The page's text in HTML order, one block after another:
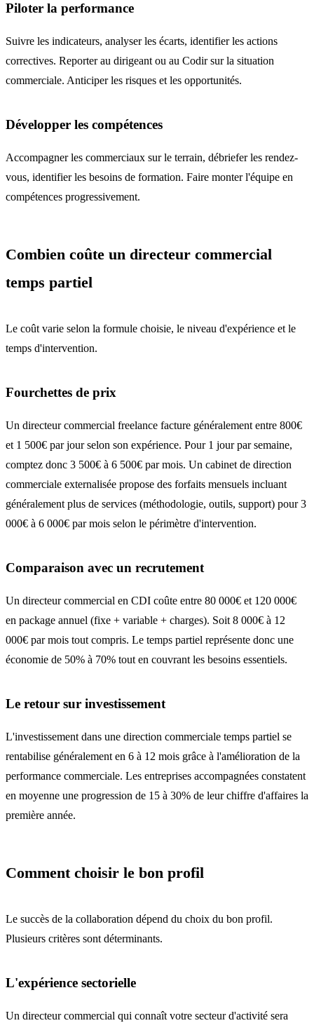
Piloter la performance
Suivre les indicateurs, analyser les écarts, identifier les actions
correctives. Reporter au dirigeant ou au Codir sur la situation
commerciale. Anticiper les risques et les opportunités.
Développer les compétences
Accompagner les commerciaux sur le terrain, débriefer les rendez-
vous, identifier les besoins de formation. Faire monter l'équipe en
compétences progressivement.
Combien coûte un directeur commercial
temps partiel
Le coût varie selon la formule choisie, le niveau d'expérience et le
temps d'intervention.
Fourchettes de prix
Un directeur commercial freelance facture généralement entre 800€
et 1 500€ par jour selon son expérience. Pour 1 jour par semaine,
comptez donc 3 500€ à 6 500€ par mois. Un cabinet de direction
commerciale externalisée propose des forfaits mensuels incluant
généralement plus de services (méthodologie, outils, support) pour 3
000€ à 6 000€ par mois selon le périmètre d'intervention.
Comparaison avec un recrutement
Un directeur commercial en CDI coûte entre 80 000€ et 120 000€
en package annuel (fixe + variable + charges). Soit 8 000€ à 12
000€ par mois tout compris. Le temps partiel représente donc une
économie de 50% à 70% tout en couvrant les besoins essentiels.
Le retour sur investissement
L'investissement dans une direction commerciale temps partiel se
rentabilise généralement en 6 à 12 mois grâce à l'amélioration de la
performance commerciale. Les entreprises accompagnées constatent
en moyenne une progression de 15 à 30% de leur chiffre d'affaires la
première année.
Comment choisir le bon profil
Le succès de la collaboration dépend du choix du bon profil.
Plusieurs critères sont déterminants.
L'expérience sectorielle
Un directeur commercial qui connaît votre secteur d'activité sera